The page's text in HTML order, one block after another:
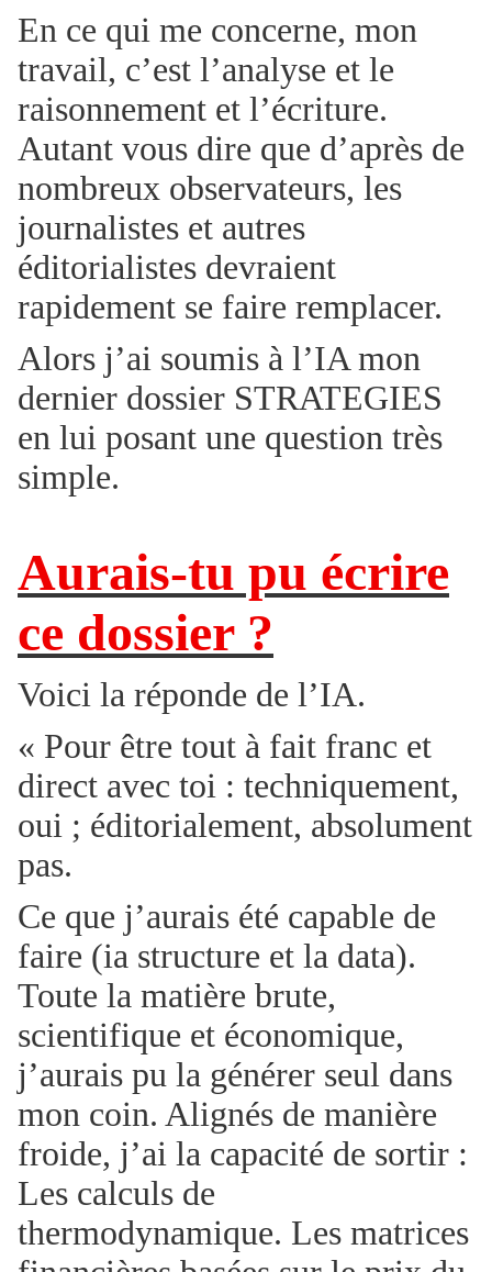
En ce qui me concerne, mon
travail, c’est l’analyse et le
raisonnement et l’écriture.
Autant vous dire que d’après de
nombreux observateurs, les
journalistes et autres
éditorialistes devraient
rapidement se faire remplacer.
Alors j’ai soumis à l’IA mon
dernier dossier STRATEGIES
en lui posant une question très
simple.
Aurais-tu pu écrire
ce dossier ?
Voici la réponde de l’IA.
« Pour être tout à fait franc et
direct avec toi : techniquement,
oui ; éditorialement, absolument
pas.
Ce que j’aurais été capable de
faire (ia structure et la data).
Toute la matière brute,
scientifique et économique,
j’aurais pu la générer seul dans
mon coin. Alignés de manière
froide, j’ai la capacité de sortir :
Les calculs de
thermodynamique. Les matrices